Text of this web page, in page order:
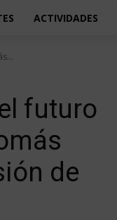
ACTIVIDADES
futuro
de